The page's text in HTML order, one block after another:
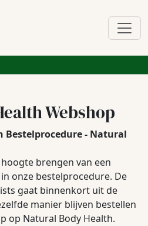
Webshop
Bestelprocedure - Natural
brengen van een
onze bestelprocedure. De
gaat binnenkort uit de
manier blijven bestellen
op Natural Body Health.